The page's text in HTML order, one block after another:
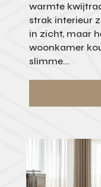
warmte
strak interieur
in zicht, maar
woonkamer
slimme...